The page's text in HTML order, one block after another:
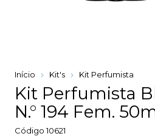
Início Kit's Kit Perfumista
Kit Perfumista
N.° 194 Fem.
Código 10621